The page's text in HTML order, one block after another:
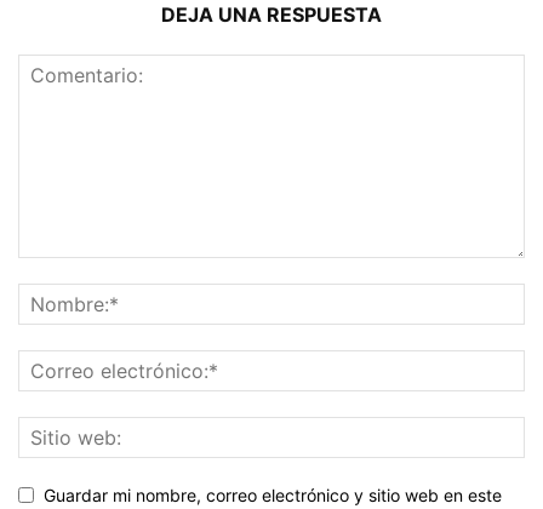
DEJA UNA RESPUESTA
Guardar mi nombre, correo electrónico y sitio web en este